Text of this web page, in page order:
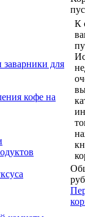
для
кофе на
К